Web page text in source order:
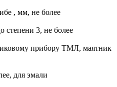
, мм, не более
степени 3, не более
прибору ТМЛ, маятник
для эмали